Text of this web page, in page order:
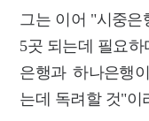
그는 이어 "시중
5곳 되는데 필요
은행과 하나은행
는데 독려할 것"이